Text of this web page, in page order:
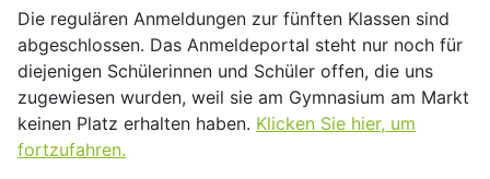
Die regulären Anmeldungen zur fünften Klassen sind
abgeschlossen. Das Anmeldeportal steht nur noch für
diejenigen Schülerinnen und Schüler offen, die uns
zugewiesen wurden, weil sie am Gymnasium am Markt
keinen Platz erhalten haben. Klicken Sie hier, um
fortzufahren.